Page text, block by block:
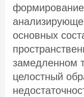
основных
замедленном
целостный